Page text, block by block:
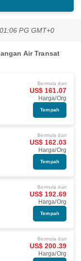
PG GMT+0
Air Transat
Bermula dari
US$ 161.07
Harga/Org
Tempah
Bermula dari
US$ 162.03
Harga/Org
Tempah
Bermula dari
US$ 192.69
Harga/Org
Tempah
Bermula dari
US$ 200.39
Harga/Org